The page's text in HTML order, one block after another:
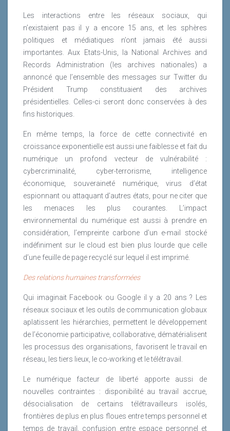
Les interactions entre les réseaux sociaux, qui
n’existaient pas il y a encore 15 ans, et les sphères
politiques et médiatiques n’ont jamais été aussi
importantes. Aux Etats-Unis, la National Archives and
Records Administration (les archives nationales) a
annoncé que l’ensemble des messages sur Twitter du
Président Trump constituaient des archives
présidentielles. Celles-ci seront donc conservées à des
fins historiques.
En même temps, la force de cette connectivité en
croissance exponentielle est aussi une faiblesse et fait du
numérique un profond vecteur de vulnérabilité :
cybercriminalité, cyber-terrorisme, intelligence
économique, souveraineté numérique, virus d’état
espionnant ou attaquant d’autres états, pour ne citer que
les menaces les plus courantes. L’impact
environnemental du numérique est aussi à prendre en
considération, l’empreinte carbone d’un e-mail stocké
indéfiniment sur le cloud est bien plus lourde que celle
d’une feuille de page recyclé sur lequel il est imprimé.
Des relations humaines transformées
Qui imaginait Facebook ou Google il y a 20 ans ? Les
réseaux sociaux et les outils de communication globaux
aplatissent les hiérarchies, permettent le développement
de l’économie participative, collaborative, dématérialisent
les processus des organisations, favorisent le travail en
réseau, les tiers lieux, le co-working et le télétravail.
Le numérique facteur de liberté apporte aussi de
nouvelles contraintes : disponibilité au travail accrue,
désocialisation de certains télétravailleurs isolés,
frontières de plus en plus floues entre temps personnel et
temps de travail, confusion entre espace personnel et